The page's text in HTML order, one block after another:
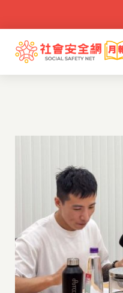
content
社安閱讀室
秒懂懶人包
PODCAST
活動專區
兒少性剝削
童年逆境
家庭暴力
老人憂鬱